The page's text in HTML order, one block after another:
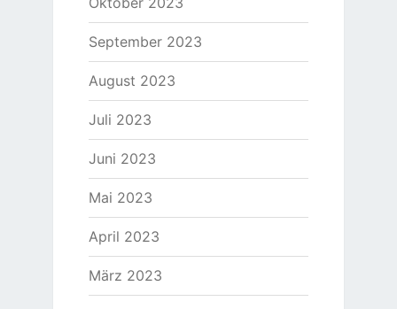
September 2023
August 2023
Juli 2023
Juni 2023
Mai 2023
April 2023
März 2023